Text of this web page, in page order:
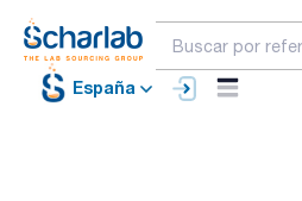
España